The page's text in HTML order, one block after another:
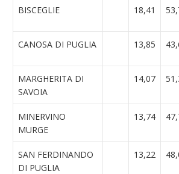
BISCEGLIE 18,41
CANOSA DI PUGLIA 13,85
MARGHERITA DI
SAVOIA
14,07
MINERVINO
MURGE
13,74
SAN FERDINANDO
DI PUGLIA
13,22